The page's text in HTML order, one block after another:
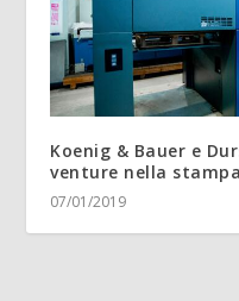
Koenig & Bauer e
venture nella
07/01/2019